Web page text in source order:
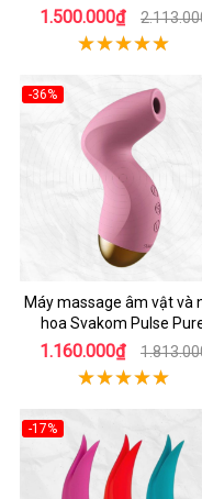
1.500.000₫
-36%
Máy massage âm vật và
hoa Svakom Pulse
1.160.000₫
-17%